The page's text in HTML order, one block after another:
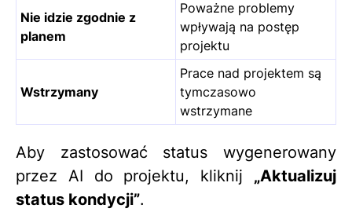
Nie idzie zgodnie z
planem
Poważne problemy
wpływają na postęp
projektu
Wstrzymany
Prace nad projektem są
tymczasowo
wstrzymane
Aby zastosować status wygenerowany
przez AI do projektu, kliknij „Aktualizuj
status kondycji”.